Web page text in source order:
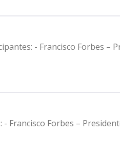
- Francisco Forbes –
Francisco Forbes –